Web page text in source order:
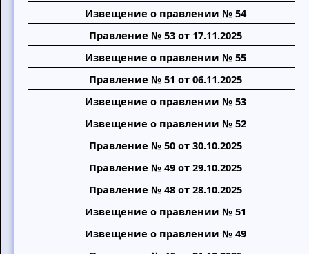
Извещение о правлении № 54
Правление № 53 от 17.11.2025
Извещение о правлении № 55
Правление № 51 от 06.11.2025
Извещение о правлении № 53
Извещение о правлении № 52
Правление № 50 от 30.10.2025
Правление № 49 от 29.10.2025
Правление № 48 от 28.10.2025
Извещение о правлении № 51
Извещение о правлении № 49